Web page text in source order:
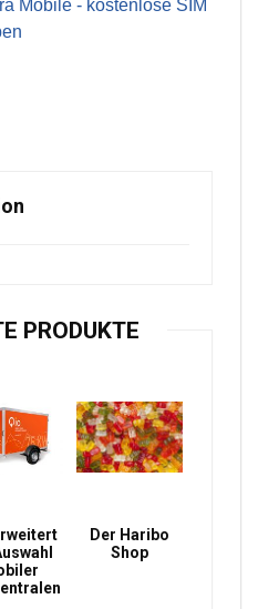
Mobile - kostenlose SIM
PRODUKTE
Der Haribo
Shop